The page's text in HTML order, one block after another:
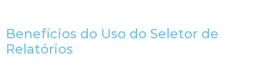
Benefícios do Uso do Seletor de
Relatórios